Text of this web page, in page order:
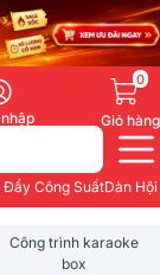
0
Giỏ hàng
Đẩy Công SuấtDàn
Công trình karaoke
box